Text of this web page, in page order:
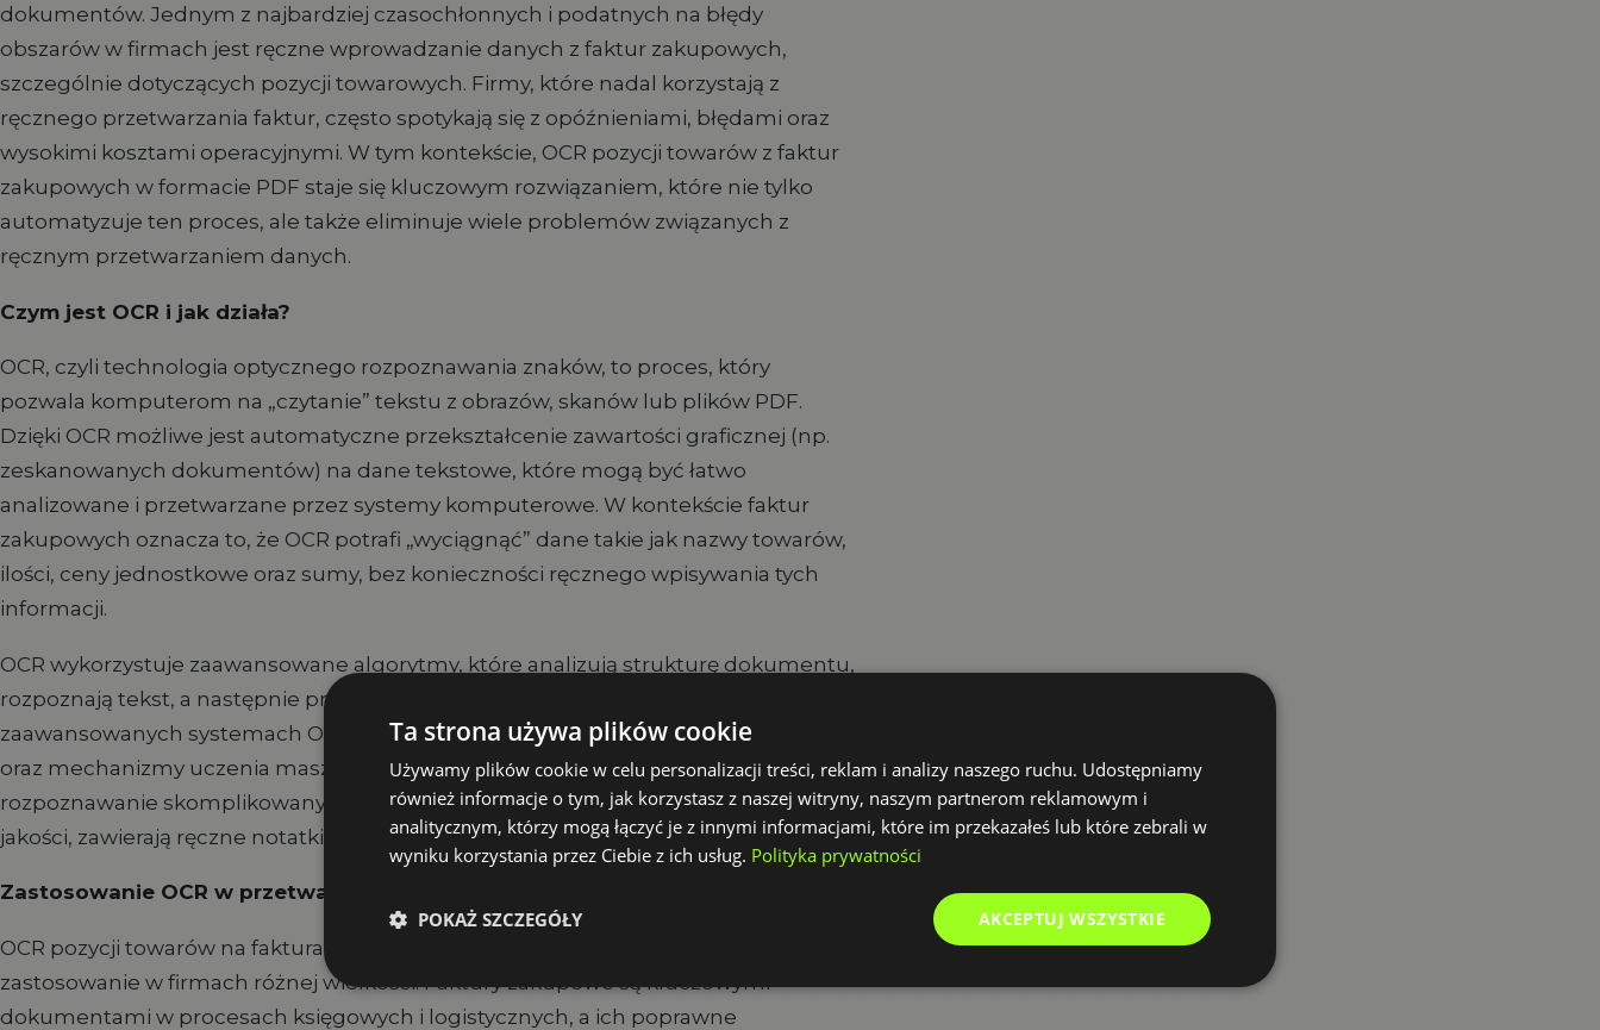
dokumentów. Jednym z najbardziej czasochłonnych i podatnych na błędy
obszarów w firmach jest ręczne wprowadzanie danych z faktur zakupowych,
szczególnie dotyczących pozycji towarowych. Firmy, które nadal korzystają z
ręcznego przetwarzania faktur, często spotykają się z opóźnieniami, błędami oraz
wysokimi kosztami operacyjnymi. W tym kontekście, OCR pozycji towarów z faktur
zakupowych w formacie PDF staje się kluczowym rozwiązaniem, które nie tylko
automatyzuje ten proces, ale także eliminuje wiele problemów związanych z
ręcznym przetwarzaniem danych.
Czym jest OCR i jak działa?
OCR, czyli technologia optycznego rozpoznawania znaków, to proces, który
pozwala komputerom na „czytanie” tekstu z obrazów, skanów lub plików PDF.
Dzięki OCR możliwe jest automatyczne przekształcenie zawartości graficznej (np.
zeskanowanych dokumentów) na dane tekstowe, które mogą być łatwo
analizowane i przetwarzane przez systemy komputerowe. W kontekście faktur
zakupowych oznacza to, że OCR potrafi „wyciągnąć” dane takie jak nazwy towarów,
ilości, ceny jednostkowe oraz sumy, bez konieczności ręcznego wpisywania tych
informacji.
OCR wykorzystuje zaawansowane algorytmy, które analizują strukturę dokumentu,
rozpoznają tekst, a następnie przekształcają go w edytowalny format. W bardziej
zaawansowanych systemach OCR jest wspierany przez sztuczną inteligencję (AI)
oraz mechanizmy uczenia maszynowego, co pozwala na coraz lepsze
rozpoznawanie skomplikowanych dokumentów, nawet wtedy, gdy są one niskiej
jakości, zawierają ręczne notatki czy różne układy graficzne.
Zastosowanie OCR w przetwarzaniu faktur zakupowych
OCR pozycji towarów na fakturach zakupowych w formacie PDF znajduje szerokie
zastosowanie w firmach różnej wielkości. Faktury zakupowe są kluczowymi
dokumentami w procesach księgowych i logistycznych, a ich poprawne
Ta strona używa plików cookie
Używamy plików cookie w celu personalizacji treści, reklam i analizy naszego ruchu. Udostępniamy
również informacje o tym, jak korzystasz z naszej witryny, naszym partnerom reklamowym i
analitycznym, którzy mogą łączyć je z innymi informacjami, które im przekazałeś lub które zebrali w
wyniku korzystania przez Ciebie z ich usług. Polityka prywatności
AKCEPTUJ WSZYSTKIE
POKAŻ SZCZEGÓŁY